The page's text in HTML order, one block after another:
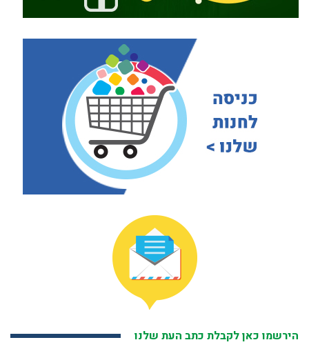
הירשמו כאן לקבלת כתב העת שלנו